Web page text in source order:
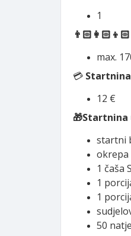
1
max.
💳
12 €
startni
okrepa
1 čaša
1
1
50